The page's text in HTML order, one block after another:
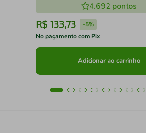
4.692 pontos
R$ 133,73 -5%
No pagamento com Pix
Adicionar ao carrinho